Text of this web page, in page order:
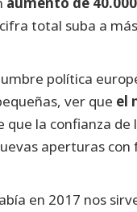
total suba a
política
ver que el
que la confianza de
aperturas
en 2017 nos